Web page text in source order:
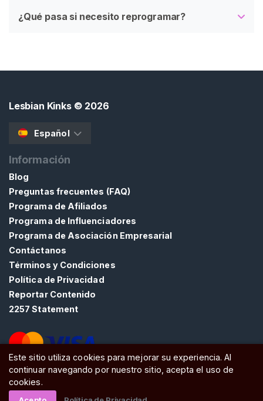
¿Qué pasa si necesito reprogramar?
Lesbian Kinks© 2026
Español
Información
Blog
Preguntas frecuentes (FAQ)
Programa de Afiliados
Programa de Influenciadores
Programa de Asociación Empresarial
Contáctanos
Términos y Condiciones
Política de Privacidad
Reportar Contenido
2257 Statement
ATW Ltd, Essex, SS0 7EU, United Kingdom
Este sitio utiliza cookies para mejorar su experiencia. Al
continuar navegando por nuestro sitio, acepta el uso de
cookies.